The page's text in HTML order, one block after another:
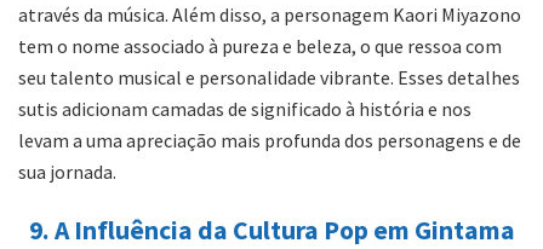
através da música. Além disso, a personagem Kaori Miyazono
tem o nome associado à pureza e beleza, o que ressoa com
seu talento musical e personalidade vibrante. Esses detalhes
sutis adicionam camadas de significado à história e nos
levam a uma apreciação mais profunda dos personagens e de
sua jornada.
9. A Influência da Cultura Pop em Gintama